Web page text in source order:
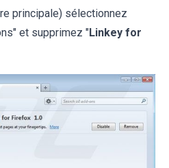
principale) sélectionnez
et supprimez "Linkey for